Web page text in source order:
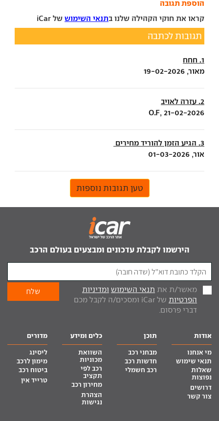
הוספת תגובה
קראו את חוקי הקהילה שלנו בתנאי השימוש של iCar
תגובות לכתבה
1. חחח
מאור, 19-02-2026
2. עזרה לאויב
O.F, 21-02-2026
3. הגיע הזמן להוריד מחירים
אור, 01-03-2026
טען תגובות נוספות
הירשמו לקבלת עדכונים ומבצעים בעולם הרכב
מאשר/ת את תנאי השימוש ומדיניות
הפרטיות
של iCar ומסכים/ה לקבל מכם
דברי פרסום.
אודות
מי אנחנו
תנאי שימוש
שאלות
נפוצות
דרושים
צור קשר
תוכן
מבחני רכב
חדשות רכב
רכב חשמלי
כלים ומידע
השוואת
מכוניות
רכב לפי
תקציב
מחירון רכב
הצהרת
נגישות
מדורים
ליסינג
מימון לרכב
ביטוח רכב
טרייד אין